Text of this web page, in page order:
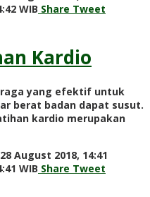
WIB by
Share Tweet
Kardio
yang efektif untuk
berat badan dapat susut.
kardio merupakan
August 2018, 14:41
WIB by
Share Tweet